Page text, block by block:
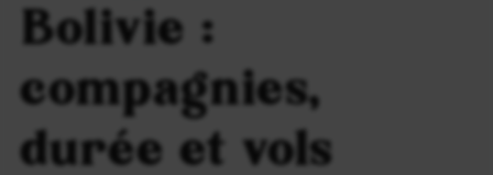
Bolivie :
compagnies,
durée et vols